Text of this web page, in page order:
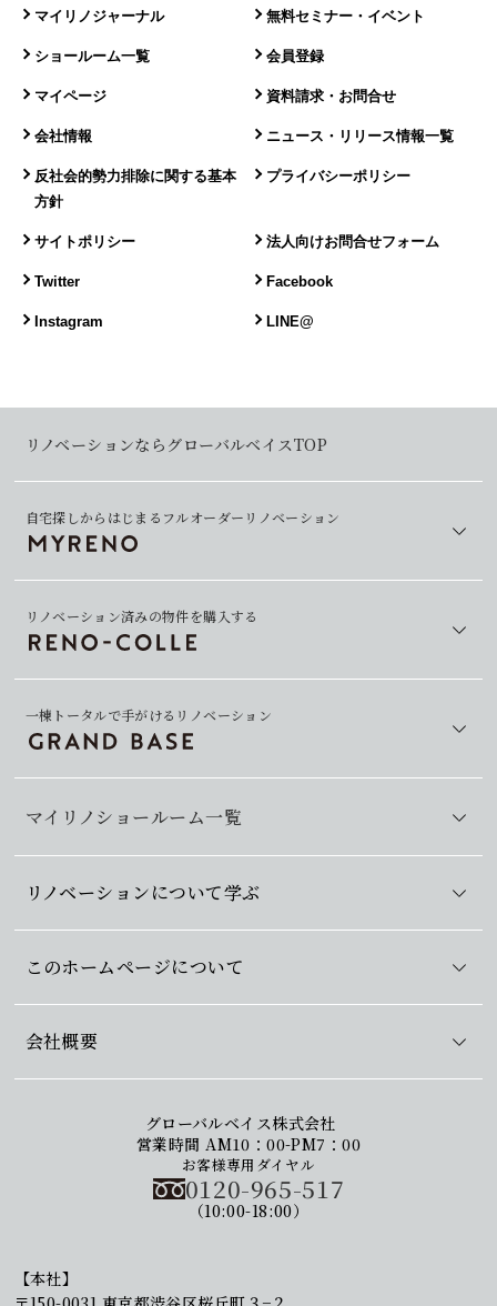
マイリノジャーナル 無料セミナー・イベント
ショールーム一覧 会員登録
マイページ 資料請求・お問合せ
会社情報 ニュース・リリース情報一覧
反社会的勢力排除に関する基本
方針
プライバシーポリシー
サイトポリシー 法人向けお問合せフォーム
Twitter Facebook
Instagram LINE@
リノベーションならグローバルベイスTOP
自宅探しからはじまるフルオーダーリノベーション
マイリノショールーム一覧
リノベーション済みの物件を購入する
一棟トータルで手がけるリノベーション
リノベーションについて学ぶ
このホームページについて
会社概要
グローバルベイス株式会社
営業時間 AM10：00-PM7：00
お客様専用ダイヤル
0120-965-517
（10:00-18:00）
【本社】